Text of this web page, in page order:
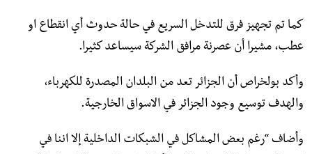
كما تم تجهيز فرق للتدخل السريع في حالة حدوث أي انقطاع او
عطب، مشيرا أن عصرنة مرافق الشركة سيساعد كثيرا.
وأكد بولخراص أن الجزائر تعد من البلدان المصدرة للكهرباء،
والهدف توسيع وجود الجزائر في الاسواق الخارجية.
وأضاف “رغم بعض المشاكل في الشبكات الداخلية إلا اننا في